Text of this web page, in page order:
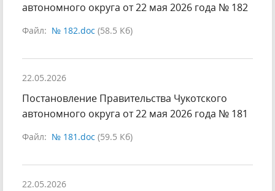
автономного округа от 22 мая 2026 года № 182
Файл: № 182.doc (58.5 Кб)
22.05.2026
Постановление Правительства Чукотского
автономного округа от 22 мая 2026 года № 181
Файл: № 181.doc (59.5 Кб)
22.05.2026